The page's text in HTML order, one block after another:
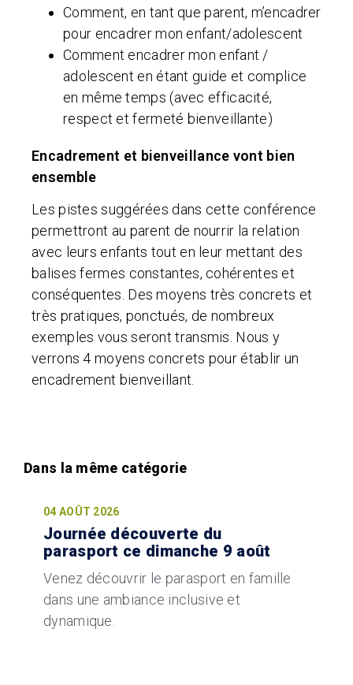
Comment, en tant que parent, m’encadrer
pour encadrer mon enfant/adolescent
Comment encadrer mon enfant /
adolescent en étant guide et complice
en même temps (avec efficacité,
respect et fermeté bienveillante)
Encadrement et bienveillance vont bien
ensemble
Les pistes suggérées dans cette conférence
permettront au parent de nourrir la relation
avec leurs enfants tout en leur mettant des
balises fermes constantes, cohérentes et
conséquentes. Des moyens très concrets et
très pratiques, ponctués, de nombreux
exemples vous seront transmis. Nous y
verrons 4 moyens concrets pour établir un
encadrement bienveillant.
04 AOÛT 2026
Journée découverte du
parasport ce dimanche 9 août
Venez découvrir le parasport en famille
dans une ambiance inclusive et
dynamique.